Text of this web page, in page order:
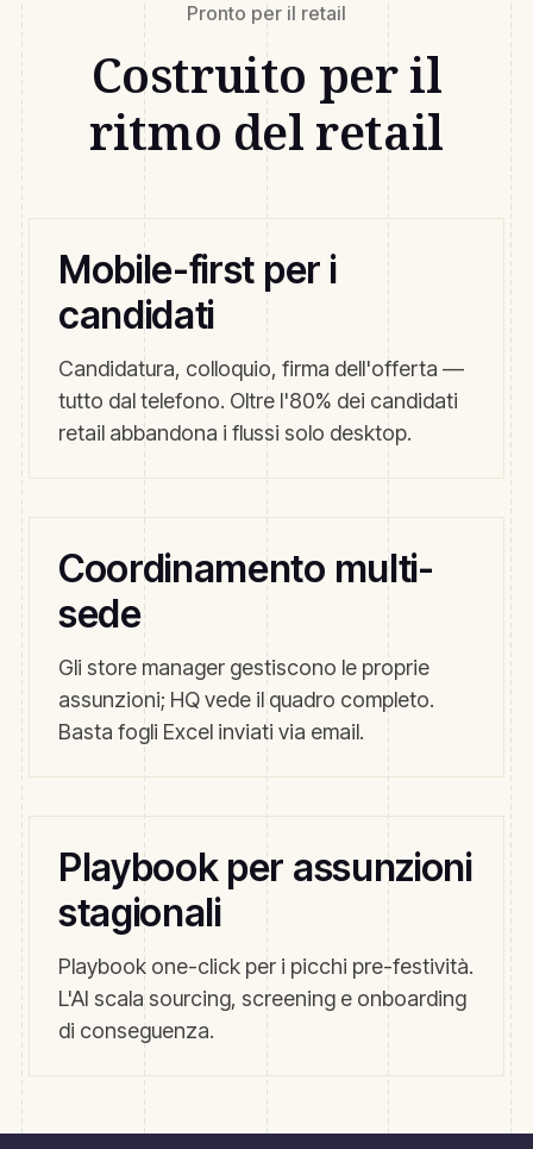
Pronto per il retail
Costruito per il
ritmo del retail
Mobile-first per i
candidati
Candidatura, colloquio, firma dell'offerta —
tutto dal telefono. Oltre l'80% dei candidati
retail abbandona i flussi solo desktop.
Coordinamento multi-
sede
Gli store manager gestiscono le proprie
assunzioni; HQ vede il quadro completo.
Basta fogli Excel inviati via email.
Playbook per assunzioni
stagionali
Playbook one-click per i picchi pre-festività.
L'AI scala sourcing, screening e onboarding
di conseguenza.